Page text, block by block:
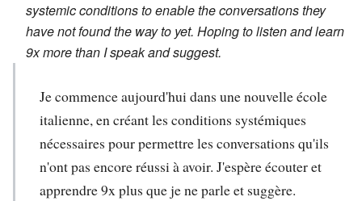
systemic conditions to enable the conversations they
have not found the way to yet. Hoping to listen and learn
9x more than I speak and suggest.
Je commence aujourd'hui dans une nouvelle école
italienne, en créant les conditions systémiques
nécessaires pour permettre les conversations qu'ils
n'ont pas encore réussi à avoir. J'espère écouter et
apprendre 9x plus que je ne parle et suggère.